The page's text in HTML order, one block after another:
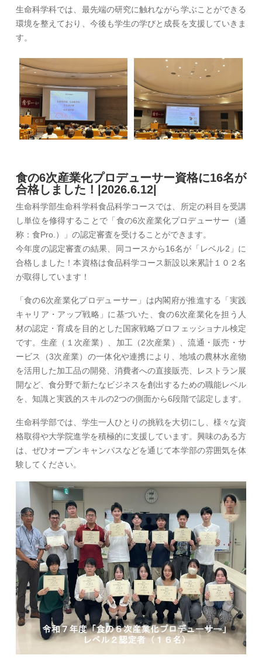
生命科学科では、最先端の研究に触れながら学ぶことができる
環境を整えており、今後も学生の学びと成長を支援していきま
す。
食の6次産業化プロデューサー資格に16名が
合格しました！|2026.6.12|
生命科学部生命科学科食品科学コースでは、所定の科目を受講
し単位を修得することで「食の6次産業化プロデューサー（通
称：食Pro.）」の認定審査を受けることができます。
今年度の認定審査の結果、同コースから16名が「レベル2」に
合格しました！本資格は食品科学コース新設以来累計１０２名
が取得しています！
「食の6次産業化プロデューサー」は内閣府が推進する「実践
キャリア・アップ戦略」に基づいた、食の6次産業化を担う人
材の認定・育成を目的とした国家戦略プロフェッショナル検定
です。生産（１次産業）、加工（2次産業）、流通・販売・サ
ービス（3次産業）の一体化や連携により、地域の農林水産物
を活用した加工品の開発、消費者への直接販売、レストラン展
開など、食分野で新たなビジネスを創出するための職能レベル
を、知識と実践的スキルの2つの側面から6段階で認定します。
生命科学部では、学生一人ひとりの挑戦を大切にし、様々な資
格取得や大学院進学を積極的に支援しています。興味のある方
は、ぜひオープンキャンパスなどを通じて本学部の雰囲気を体
験してください。